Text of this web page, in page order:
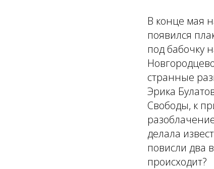
В конце мая
появился
под бабочку
странные
Эрика
Свободы, к
делала
повисли два
происходит?